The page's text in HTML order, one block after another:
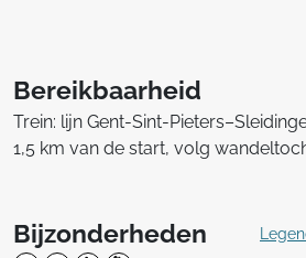
Bereikbaarheid
Trein: lijn Gent-Sint-
1,5 km van de start, volg
Bijzonderheden